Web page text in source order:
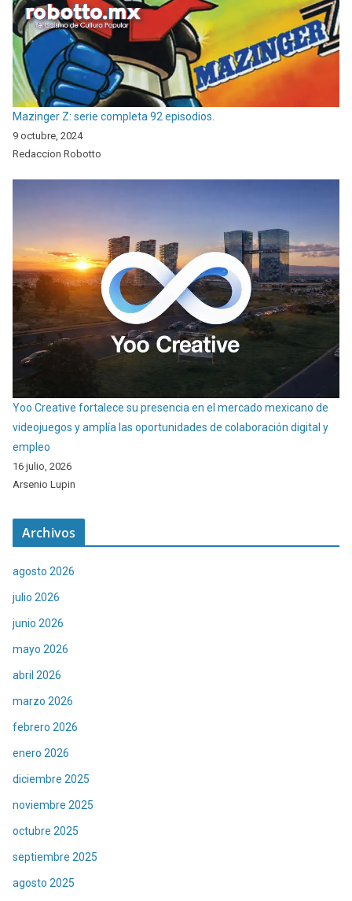
Mazinger Z: serie completa 92 episodios.
9 octubre, 2024
Redaccion Robotto
Yoo Creative fortalece su presencia en el mercado mexicano de
videojuegos y amplía las oportunidades de colaboración digital y
empleo
16 julio, 2026
Arsenio Lupin
Archivos
agosto 2026
julio 2026
junio 2026
mayo 2026
abril 2026
marzo 2026
febrero 2026
enero 2026
diciembre 2025
noviembre 2025
octubre 2025
septiembre 2025
agosto 2025